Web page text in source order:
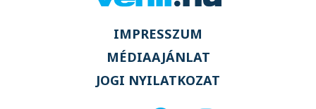
IMPRESSZUM
MÉDIAAJÁNLAT
JOGI NYILATKOZAT